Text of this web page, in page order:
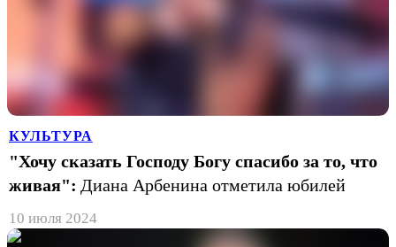
КУЛЬТУРА
"Хочу сказать Господу Богу спасибо за то, что
живая": Диана Арбенина отметила юбилей
10 июля 2024